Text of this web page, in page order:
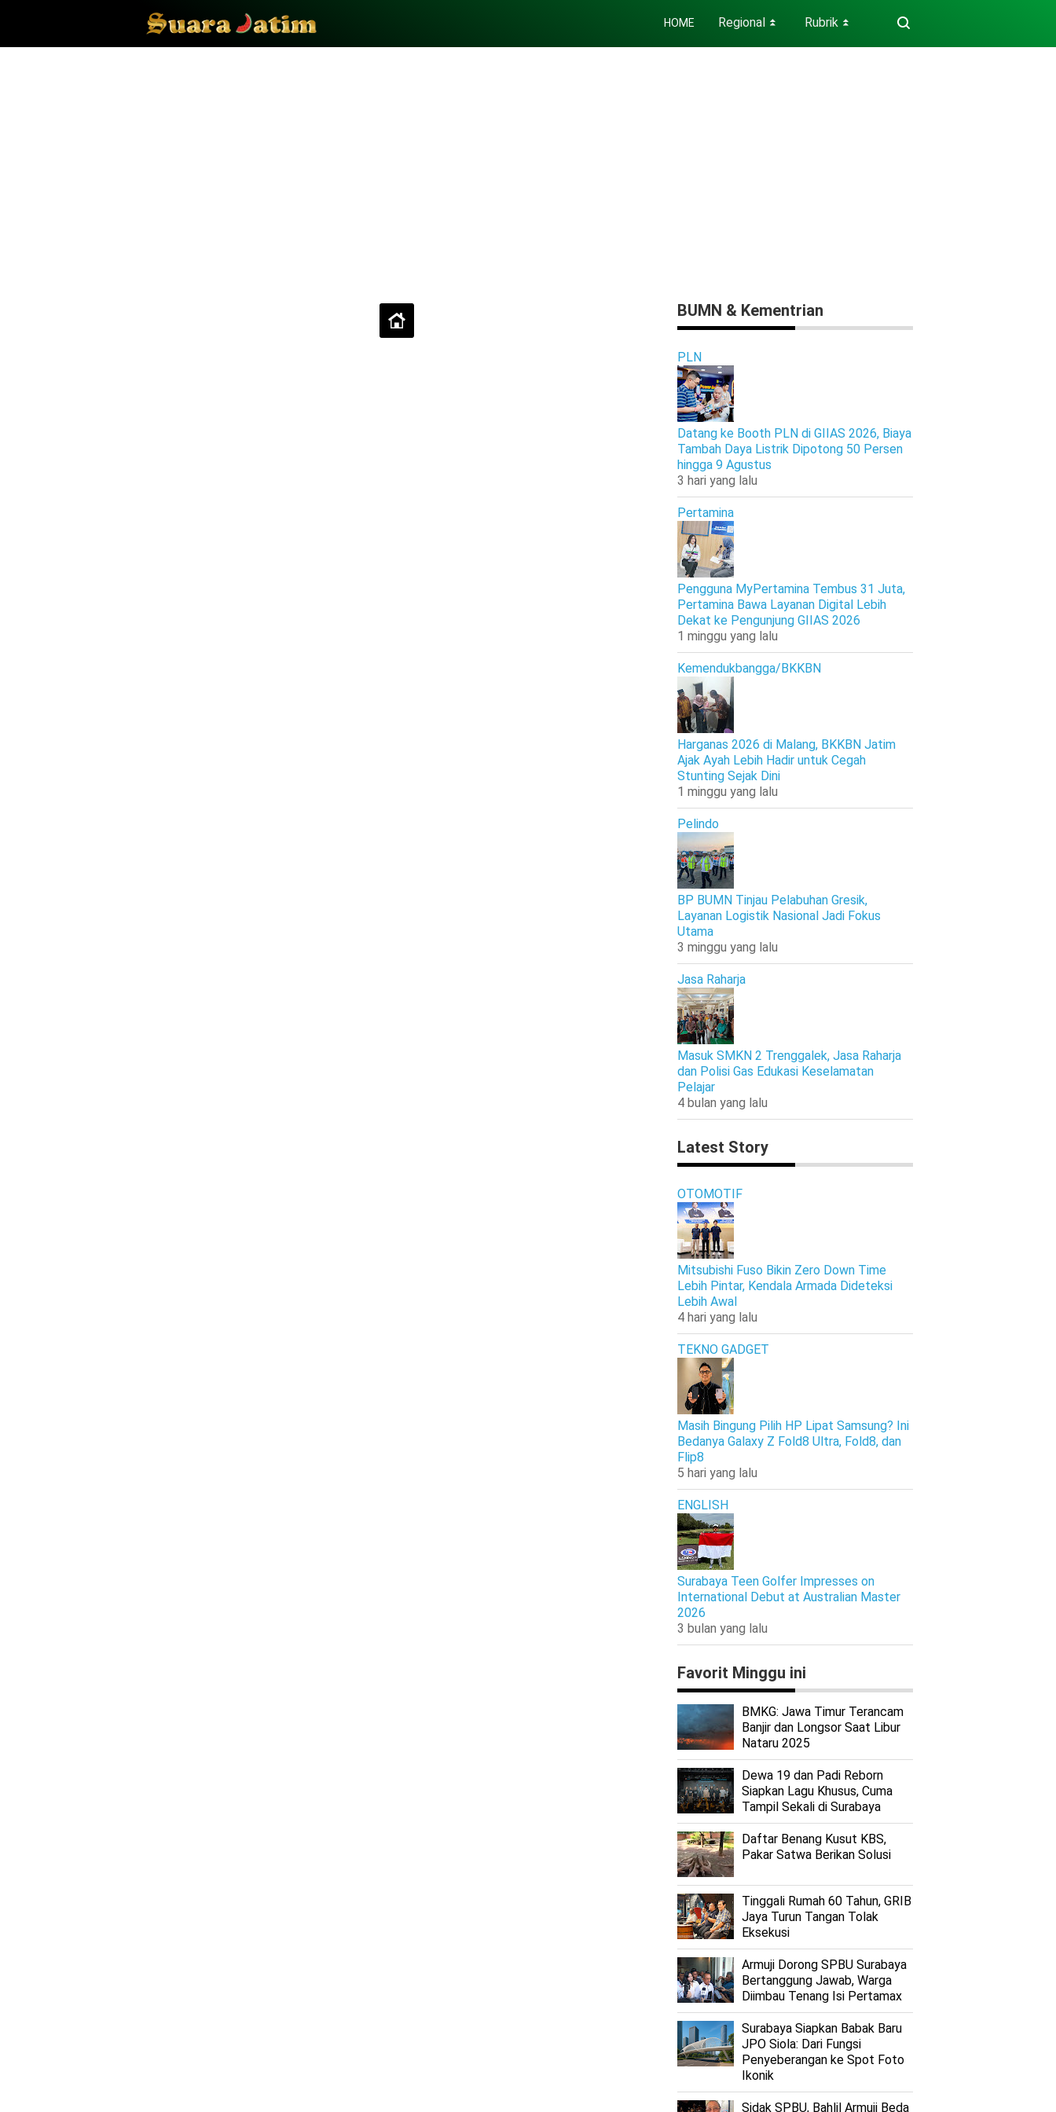
HOME Regional ⏬ Rubrik ⏬
BUMN & Kementrian
PLN
Datang ke Booth PLN di GIIAS 2026, Biaya
Tambah Daya Listrik Dipotong 50 Persen
hingga 9 Agustus
3 hari yang lalu
Pertamina
Pengguna MyPertamina Tembus 31 Juta,
Pertamina Bawa Layanan Digital Lebih
Dekat ke Pengunjung GIIAS 2026
1 minggu yang lalu
Kemendukbangga/BKKBN
Harganas 2026 di Malang, BKKBN Jatim
Ajak Ayah Lebih Hadir untuk Cegah
Stunting Sejak Dini
1 minggu yang lalu
Pelindo
BP BUMN Tinjau Pelabuhan Gresik,
Layanan Logistik Nasional Jadi Fokus
Utama
3 minggu yang lalu
Jasa Raharja
Masuk SMKN 2 Trenggalek, Jasa Raharja
dan Polisi Gas Edukasi Keselamatan
Pelajar
4 bulan yang lalu
Latest Story
OTOMOTIF
Mitsubishi Fuso Bikin Zero Down Time
Lebih Pintar, Kendala Armada Dideteksi
Lebih Awal
4 hari yang lalu
TEKNO GADGET
Masih Bingung Pilih HP Lipat Samsung? Ini
Bedanya Galaxy Z Fold8 Ultra, Fold8, dan
Flip8
5 hari yang lalu
ENGLISH
Surabaya Teen Golfer Impresses on
International Debut at Australian Master
2026
3 bulan yang lalu
Favorit Minggu ini
BMKG: Jawa Timur Terancam
Banjir dan Longsor Saat Libur
Nataru 2025
Dewa 19 dan Padi Reborn
Siapkan Lagu Khusus, Cuma
Tampil Sekali di Surabaya
Daftar Benang Kusut KBS,
Pakar Satwa Berikan Solusi
Tinggali Rumah 60 Tahun, GRIB
Jaya Turun Tangan Tolak
Eksekusi
Armuji Dorong SPBU Surabaya
Bertanggung Jawab, Warga
Diimbau Tenang Isi Pertamax
Surabaya Siapkan Babak Baru
JPO Siola: Dari Fungsi
Penyeberangan ke Spot Foto
Ikonik
Sidak SPBU, Bahlil Armuji Beda